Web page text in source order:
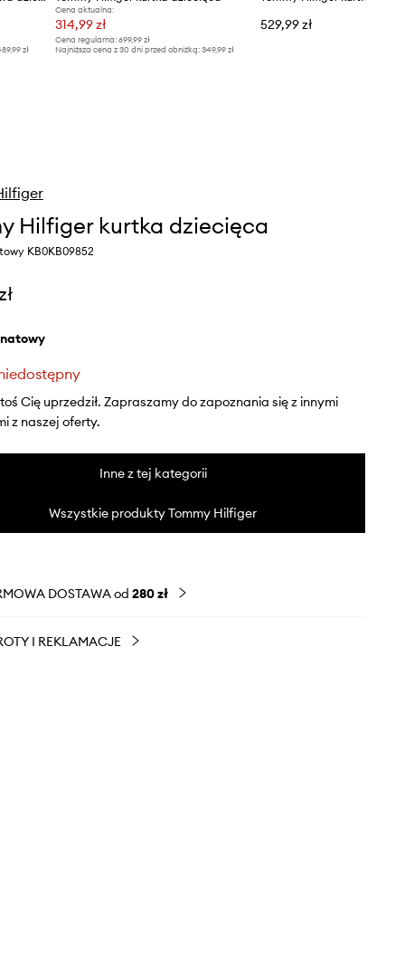
zł
Cena aktualna:
314,99 zł
Cena regularna:699,99 zł
Najniższa cena z 30 dni przed obniżką:349,99 zł
529,99 zł
Hilfiger kurtka dziecięca
KB0KB09852
Cię uprzedził. Zapraszamy do zapoznania się z innymi
z naszej oferty.
Inne z tej kategorii
Wszystkie produkty Tommy Hilfiger
DOSTAWA od 280 zł
I REKLAMACJE